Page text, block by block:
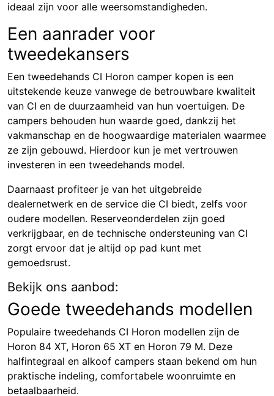
ideaal zijn voor alle weersomstandigheden.
Een aanrader voor
tweedekansers
Een tweedehands CI Horon camper kopen is een
uitstekende keuze vanwege de betrouwbare kwaliteit
van CI en de duurzaamheid van hun voertuigen. De
campers behouden hun waarde goed, dankzij het
vakmanschap en de hoogwaardige materialen waarmee
ze zijn gebouwd. Hierdoor kun je met vertrouwen
investeren in een tweedehands model.
Daarnaast profiteer je van het uitgebreide
dealernetwerk en de service die CI biedt, zelfs voor
oudere modellen. Reserveonderdelen zijn goed
verkrijgbaar, en de technische ondersteuning van CI
zorgt ervoor dat je altijd op pad kunt met
gemoedsrust.
Bekijk ons aanbod:
Goede tweedehands modellen
Populaire tweedehands CI Horon modellen zijn de
Horon 84 XT, Horon 65 XT en Horon 79 M. Deze
halfintegraal en alkoof campers staan bekend om hun
praktische indeling, comfortabele woonruimte en
betaalbaarheid.